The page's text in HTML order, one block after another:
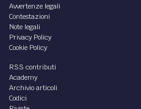
Avvertenze legali
Contestazioni
Note legali
Privacy Policy
Cookie Policy
RSS contributi
Academy
Archivio articoli
Codici